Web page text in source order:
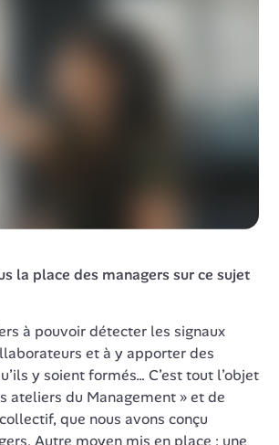
la place des managers sur ce sujet
à pouvoir détecter les signaux
et à y apporter des
y soient formés… C’est tout l’objet
ateliers du Management » et de
que nous avons conçu
Autre moyen mis en place : une